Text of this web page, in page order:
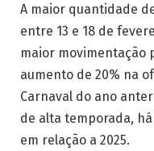
A maior quantidade
entre 13 e 18 de
maior movimentação
aumento de 20% na
Carnaval do ano
de alta temporada,
em relação a 2025.